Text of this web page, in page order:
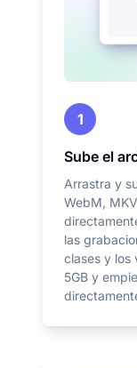
1
Sube el
Arrastra y
WebM,
las
clases y los
5GB y